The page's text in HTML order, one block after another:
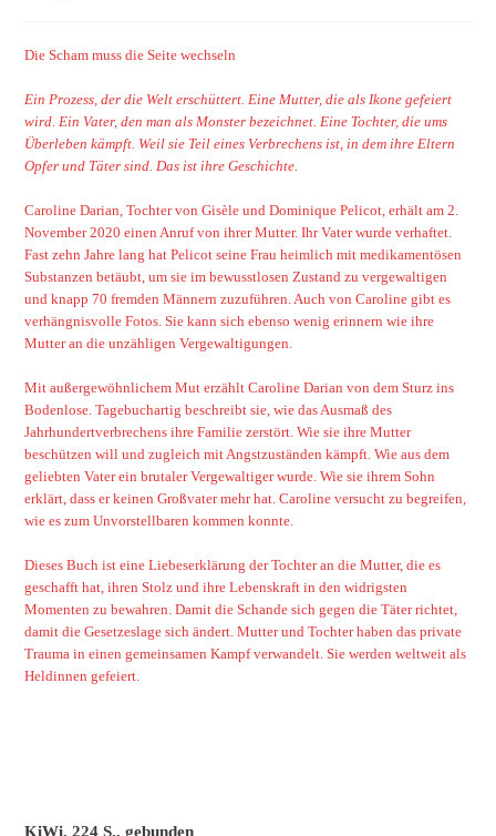
Die Scham muss die Seite wechseln
Ein Prozess, der die Welt erschüttert. Eine Mutter, die als Ikone gefeiert
wird. Ein Vater, den man als Monster bezeichnet. Eine Tochter, die ums
Überleben kämpft. Weil sie Teil eines Verbrechens ist, in dem ihre Eltern
Opfer und Täter sind. Das ist ihre Geschichte.
Caroline Darian, Tochter von Gisèle und Dominique Pelicot, erhält am 2.
November 2020 einen Anruf von ihrer Mutter. Ihr Vater wurde verhaftet.
Fast zehn Jahre lang hat Pelicot seine Frau heimlich mit medikamentösen
Substanzen betäubt, um sie im bewusstlosen Zustand zu vergewaltigen
und knapp 70 fremden Männern zuzuführen. Auch von Caroline gibt es
verhängnisvolle Fotos. Sie kann sich ebenso wenig erinnern wie ihre
Mutter an die unzähligen Vergewaltigungen.
Mit außergewöhnlichem Mut erzählt Caroline Darian von dem Sturz ins
Bodenlose. Tagebuchartig beschreibt sie, wie das Ausmaß des
Jahrhundertverbrechens ihre Familie zerstört. Wie sie ihre Mutter
beschützen will und zugleich mit Angstzuständen kämpft. Wie aus dem
geliebten Vater ein brutaler Vergewaltiger wurde. Wie sie ihrem Sohn
erklärt, dass er keinen Großvater mehr hat. Caroline versucht zu begreifen,
wie es zum Unvorstellbaren kommen konnte.
Dieses Buch ist eine Liebeserklärung der Tochter an die Mutter, die es
geschafft hat, ihren Stolz und ihre Lebenskraft in den widrigsten
Momenten zu bewahren. Damit die Schande sich gegen die Täter richtet,
damit die Gesetzeslage sich ändert. Mutter und Tochter haben das private
Trauma in einen gemeinsamen Kampf verwandelt. Sie werden weltweit als
Heldinnen gefeiert.
KiWi, 224 S., gebunden